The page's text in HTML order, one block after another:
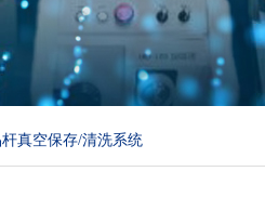
真空保存/清洗系统